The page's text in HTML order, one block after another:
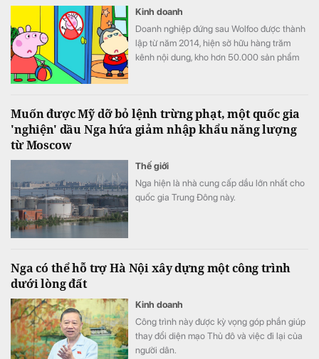
Kinh doanh
Doanh nghiệp đứng sau Wolfoo được thành
lập từ năm 2014, hiện sở hữu hàng trăm
kênh nội dung, kho hơn 50.000 sản phẩm
Muốn được Mỹ dỡ bỏ lệnh trừng phạt, một quốc gia
'nghiện' dầu Nga hứa giảm nhập khẩu năng lượng
từ Moscow
Thế giới
Nga hiện là nhà cung cấp dầu lớn nhất cho
quốc gia Trung Đông này.
Nga có thể hỗ trợ Hà Nội xây dựng một công trình
dưới lòng đất
Kinh doanh
Công trình này được kỳ vọng góp phần giúp
thay đổi diện mạo Thủ đô và việc đi lại của
người dân.